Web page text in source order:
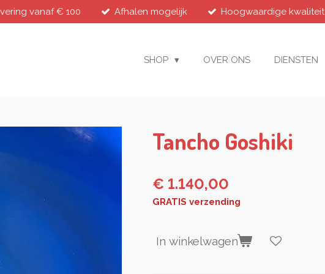
vanaf € 100 Afhalen mogelijk Hoogwaardige kwaliteit
SHOP OVER ONS DIENSTEN
Tancho Goshiki
€ 1.140,00
GRATIS verzending
In winkelwagen